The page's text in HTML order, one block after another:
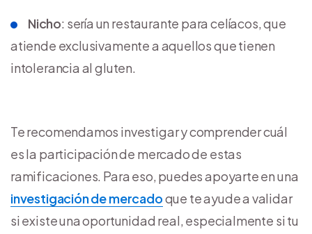
Nicho: sería un restaurante para celíacos, que
atiende exclusivamente a aquellos que tienen
intolerancia al gluten.
Te recomendamos investigar y comprender cuál
es la participación de mercado de estas
ramificaciones. Para eso, puedes apoyarte en una
investigación de mercadoque te ayude a validar
si existe una oportunidad real, especialmente si tu